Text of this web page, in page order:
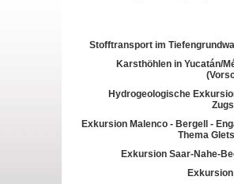
Stofftransport im
Karsthöhlen in Yucatán/
Hydrogeologische
Exkursion Malenco - Bergell -
Thema
Exkursion Saar-Nahe-
Exkursion